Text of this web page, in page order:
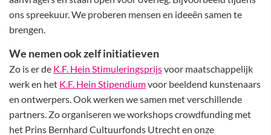
ons spreekuur. We proberen mensen en ideeën samen te
brengen.
We nemen ook zelf initiatieven
Zo is er de K.F. Hein Stimuleringsprijsvoor maatschappelijk
werk en het K.F. Hein Stipendiumvoor beeldend kunstenaars
en ontwerpers. Ook werken we samen met verschillende
partners. Zo organiseren we workshops crowdfunding met
het Prins Bernhard Cultuurfonds Utrecht en onze